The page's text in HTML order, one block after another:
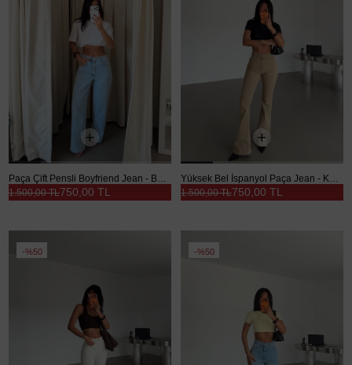
Paça Çift Pensli Boyfriend Jean - Buz Mavi
750,00 TL
1.500,00 TL
Yüksek Bel İspanyol Paça Jean - Kum Beji
750,00 TL
1.500,00 TL
%50 %50